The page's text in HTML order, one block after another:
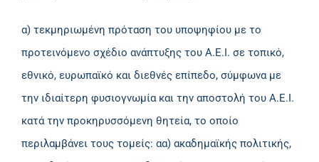
α) τεκμηριωμένη πρόταση του υποψηφίου με το
προτεινόμενο σχέδιο ανάπτυξης του Α.Ε.Ι. σε τοπικό,
εθνικό, ευρωπαϊκό και διεθνές επίπεδο, σύμφωνα με
την ιδιαίτερη φυσιογνωμία και την αποστολή του Α.Ε.Ι.
κατά την προκηρυσσόμενη θητεία, το οποίο
περιλαμβάνει τους τομείς: αα) ακαδημαϊκής πολιτικής,